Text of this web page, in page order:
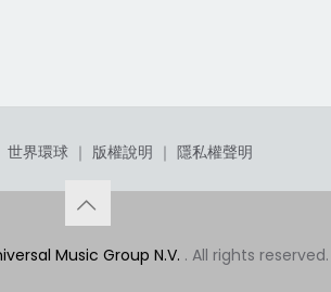
世界環球｜ 版權說明 ｜ 隱私權聲明
Music Group N.V. . All rights reserved.